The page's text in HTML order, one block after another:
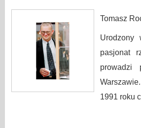
Tomasz
Urodzony
pasjonat
prowadzi
1991 roku